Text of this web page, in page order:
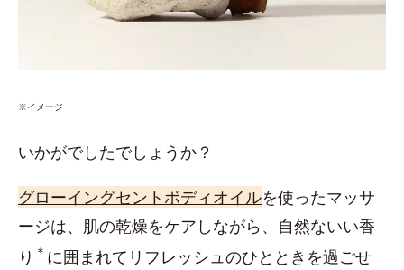
※イメージ
いかがでしたでしょうか？
グローイングセントボディオイルを使ったマッサ
ージは、肌の乾燥をケアしながら、自然ないい香
り ＊ に囲まれてリフレッシュのひとときを過ごせ